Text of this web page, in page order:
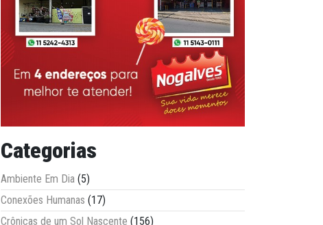
Categorias
Ambiente Em Dia (5)
Conexões Humanas (17)
Crônicas de um Sol Nascente (156)